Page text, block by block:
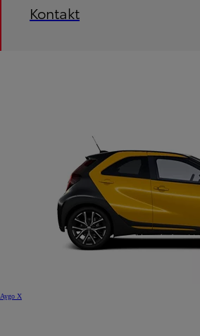
Kontakt
Aygo X